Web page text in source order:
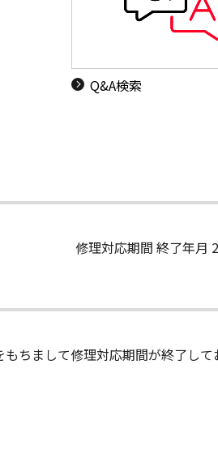
Q&A検索
修理対応期間 終了年月
ちまして修理対応期間が終了し